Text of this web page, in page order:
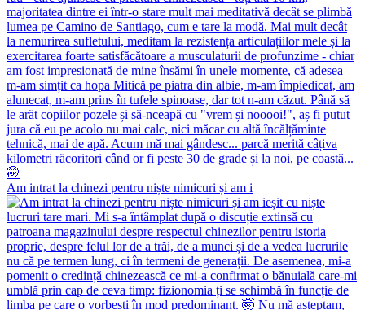
Am intrat la chinezi pentru niște nimicuri și am i